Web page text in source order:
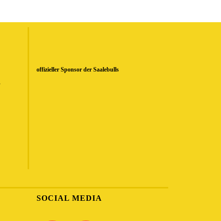
offizieller Sponsor der Saalebulls
SOCIAL MEDIA